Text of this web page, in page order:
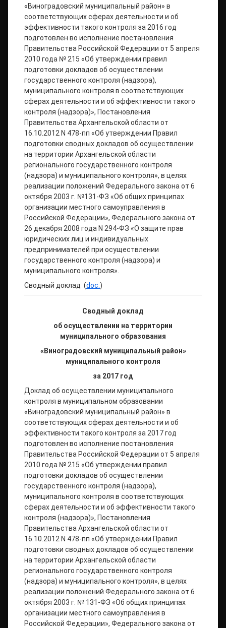
«Виноградовский муниципальный район» в
соответствующих сферах деятельности и об
эффективности такого контроля за 2016 год
подготовлен во исполнение постановления
Правительства Российской Федерации от 5 апреля
2010 года № 215 «Об утверждении правил
подготовки докладов об осуществлении
государственного контроля (надзора),
муниципального контроля в соответствующих
сферах деятельности и об эффективности такого
контроля (надзора)», Постановления
Правительства Архангельской области от
16.10.2012 N 478-пп «Об утверждении Правил
подготовки сводных докладов об осуществлении
на территории Архангельской области
регионального государственного контроля
(надзора) и муниципального контроля», в целях
реализации положений Федерального закона от 6
октября 2003 г. №131-ФЗ «Об общих принципах
организации местного самоуправления в
Российской Федерации», Федерального закона от
26 декабря 2008 года N 294-ФЗ «О защите прав
юридических лиц и индивидуальных
предпринимателей при осуществлении
государственного контроля (надзора) и
муниципального контроля».
Сводный доклад (doc. )
Сводный доклад
об осуществлении на территории
муниципального образования
«Виноградовский муниципальный район»
муниципального контроля
за 2017 год
Доклад об осуществлении муниципального
контроля в муниципальном образовании
«Виноградовский муниципальный район» в
соответствующих сферах деятельности и об
эффективности такого контроля за 2017 год
подготовлен во исполнение постановления
Правительства Российской Федерации от 5 апреля
2010 года № 215 «Об утверждении правил
подготовки докладов об осуществлении
государственного контроля (надзора),
муниципального контроля в соответствующих
сферах деятельности и об эффективности такого
контроля (надзора)», Постановления
Правительства Архангельской области от
16.10.2012 N 478-пп «Об утверждении Правил
подготовки сводных докладов об осуществлении
на территории Архангельской области
регионального государственного контроля
(надзора) и муниципального контроля», в целях
реализации положений Федерального закона от 6
октября 2003 г. № 131-ФЗ «Об общих принципах
организации местного самоуправления в
Российской Федерации», Федерального закона от